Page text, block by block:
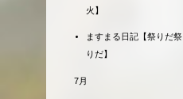
火】
ますまる日記【祭りだ祭
りだ】
7月